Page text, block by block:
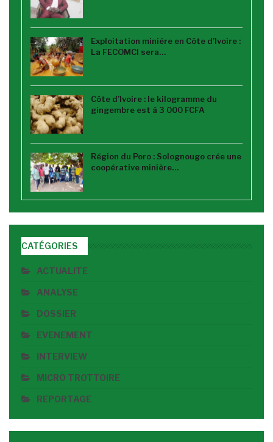
Exploitation minière en Côte d’Ivoire :
La FECOMCI sera…
Côte d’Ivoire : le kilogramme du
gingembre est à 3 000 FCFA
Région du Poro : Solognougo crée une
coopérative minière…
CATÉGORIES
ACTUALITE
ANALYSE
DOSSIER
EVENEMENT
INTERVIEW
MICRO TROTTOIRE
REPORTAGE